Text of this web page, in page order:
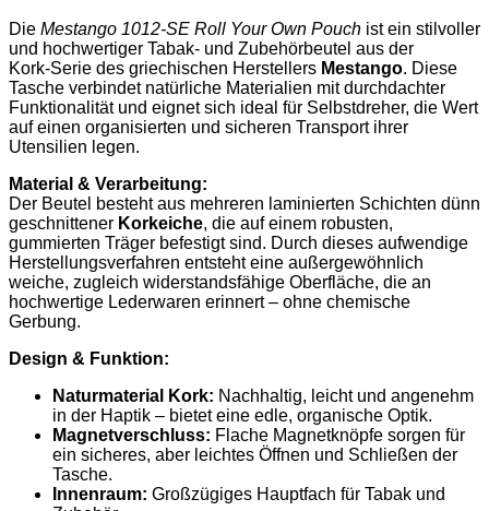
Die Mestango 1012‑SE Roll Your Own Pouch ist ein stilvoller
und hochwertiger Tabak‑ und Zubehörbeutel aus der
Kork‑Serie des griechischen Herstellers Mestango. Diese
Tasche verbindet natürliche Materialien mit durchdachter
Funktionalität und eignet sich ideal für Selbstdreher, die Wert
auf einen organisierten und sicheren Transport ihrer
Utensilien legen.
Material & Verarbeitung:
Der Beutel besteht aus mehreren laminierten Schichten dünn
geschnittener Korkeiche, die auf einem robusten,
gummierten Träger befestigt sind. Durch dieses aufwendige
Herstellungsverfahren entsteht eine außergewöhnlich
weiche, zugleich widerstandsfähige Oberfläche, die an
hochwertige Lederwaren erinnert – ohne chemische
Gerbung.
Design & Funktion:
Naturmaterial Kork: Nachhaltig, leicht und angenehm
in der Haptik – bietet eine edle, organische Optik.
Magnetverschluss: Flache Magnetknöpfe sorgen für
ein sicheres, aber leichtes Öffnen und Schließen der
Tasche.
Innenraum: Großzügiges Hauptfach für Tabak und